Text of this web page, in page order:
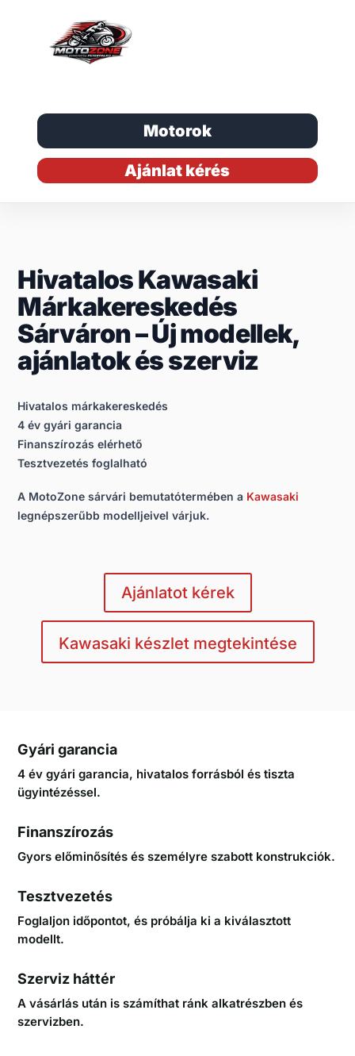
Motorok
Ajánlat kérés
Hivatalos Kawasaki
Márkakereskedés
Sárváron – Új modellek,
ajánlatok és szerviz
Hivatalos márkakereskedés
4 év gyári garancia
Finanszírozás elérhető
Tesztvezetés foglalható
A MotoZone sárvári bemutatótermében a Kawasaki
legnépszerűbb modelljeivel várjuk.
Ajánlatot kérek
Kawasaki készlet megtekintése
Gyári garancia
4 év gyári garancia, hivatalos forrásból és tiszta
ügyintézéssel.
Finanszírozás
Gyors előminősítés és személyre szabott konstrukciók.
Tesztvezetés
Foglaljon időpontot, és próbálja ki a kiválasztott
modellt.
Szerviz háttér
A vásárlás után is számíthat ránk alkatrészben és
szervizben.